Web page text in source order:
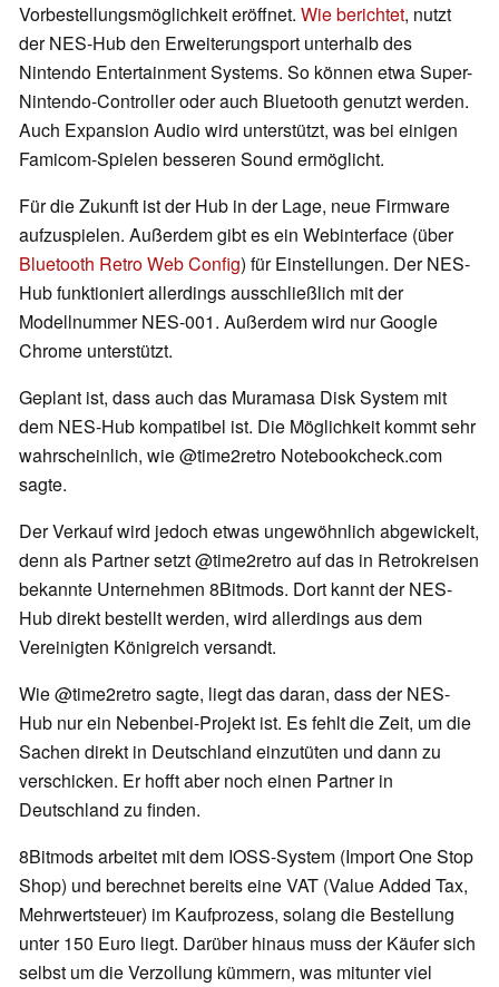
Vorbestellungsmöglichkeit eröffnet. Wie berichtet, nutzt
der NES-Hub den Erweiterungsport unterhalb des
Nintendo Entertainment Systems. So können etwa Super-
Nintendo-Controller oder auch Bluetooth genutzt werden.
Auch Expansion Audio wird unterstützt, was bei einigen
Famicom-Spielen besseren Sound ermöglicht.
Für die Zukunft ist der Hub in der Lage, neue Firmware
aufzuspielen. Außerdem gibt es ein Webinterface (über
Bluetooth Retro Web Config) für Einstellungen. Der NES-
Hub funktioniert allerdings ausschließlich mit der
Modellnummer NES-001. Außerdem wird nur Google
Chrome unterstützt.
Geplant ist, dass auch das Muramasa Disk System mit
dem NES-Hub kompatibel ist. Die Möglichkeit kommt sehr
wahrscheinlich, wie @time2retro Notebookcheck.com
sagte.
Der Verkauf wird jedoch etwas ungewöhnlich abgewickelt,
denn als Partner setzt @time2retro auf das in Retrokreisen
bekannte Unternehmen 8Bitmods. Dort kannt der NES-
Hub direkt bestellt werden, wird allerdings aus dem
Vereinigten Königreich versandt.
Wie @time2retro sagte, liegt das daran, dass der NES-
Hub nur ein Nebenbei-Projekt ist. Es fehlt die Zeit, um die
Sachen direkt in Deutschland einzutüten und dann zu
verschicken. Er hofft aber noch einen Partner in
Deutschland zu finden.
8Bitmods arbeitet mit dem IOSS-System (Import One Stop
Shop) und berechnet bereits eine VAT (Value Added Tax,
Mehrwertsteuer) im Kaufprozess, solang die Bestellung
unter 150 Euro liegt. Darüber hinaus muss der Käufer sich
selbst um die Verzollung kümmern, was mitunter viel